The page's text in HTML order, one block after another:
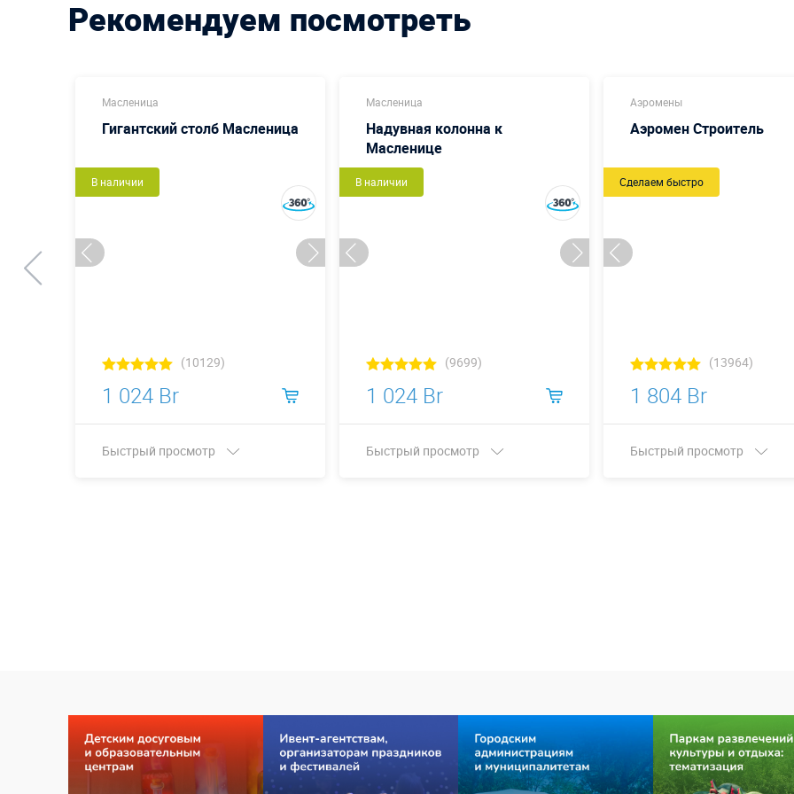
Рекомендуем посмотреть
Масленица
Гигантский столб Масленица
В наличии
(10129)
1 024 Br
Быстрый просмотр
Масленица
Надувная колонна к
Масленице
В наличии
(9699)
1 024 Br
Быстрый просмотр
Аэромены
Аэромен Строитель
Сделаем быстро
(13964)
1 804 Br
Быстрый просмотр